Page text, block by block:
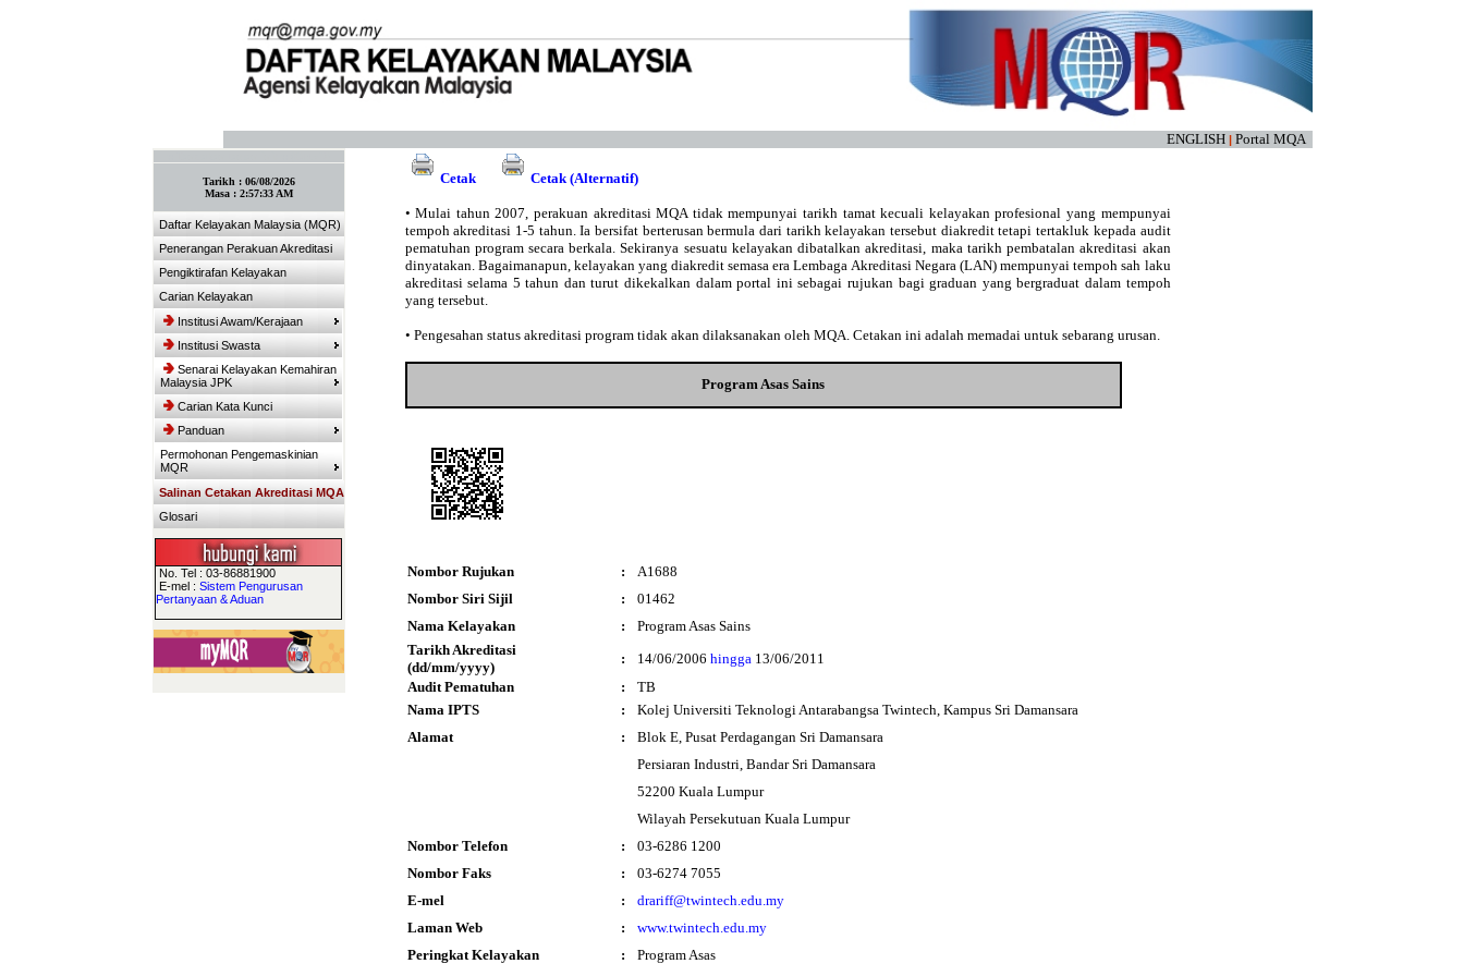
ENGLISH | Portal MQA
Tarikh : 06/08/2026
Masa : 2:57:33 AM
Daftar Kelayakan Malaysia (MQR)
Penerangan Perakuan Akreditasi
Pengiktirafan Kelayakan
Carian Kelayakan
Institusi Awam/Kerajaan
Institusi Swasta
Senarai Kelayakan Kemahiran
Malaysia JPK
Carian Kata Kunci
Panduan
Permohonan Pengemaskinian
MQR
Salinan Cetakan Akreditasi MQA
Glosari
No. Tel : 03-86881900
E-mel : Sistem Pengurusan
Pertanyaan & Aduan
Cetak Cetak (Alternatif)
• Mulai tahun 2007, perakuan akreditasi MQA tidak mempunyai tarikh tamat kecuali kelayakan profesional yang mempunyai
tempoh akreditasi 1-5 tahun. Ia bersifat berterusan bermula dari tarikh kelayakan tersebut diakredit tetapi tertakluk kepada audit
pematuhan program secara berkala. Sekiranya sesuatu kelayakan dibatalkan akreditasi, maka tarikh pembatalan akreditasi akan
dinyatakan. Bagaimanapun, kelayakan yang diakredit semasa era Lembaga Akreditasi Negara (LAN) mempunyai tempoh sah laku
akreditasi selama 5 tahun dan turut dikekalkan dalam portal ini sebagai rujukan bagi graduan yang bergraduat dalam tempoh
yang tersebut.
• Pengesahan status akreditasi program tidak akan dilaksanakan oleh MQA. Cetakan ini adalah memadai untuk sebarang urusan.
Program Asas Sains
Nombor Rujukan :
A1688
Nombor Siri Sijil
:
01462
Nama Kelayakan
:
Program Asas Sains
Tarikh Akreditasi
(dd/mm/yyyy)
: 14/06/2006 hingga13/06/2011
Audit Pematuhan
:
TB
Nama IPTS
:
Kolej Universiti Teknologi Antarabangsa Twintech, Kampus Sri Damansara
Alamat
:
Blok E, Pusat Perdagangan Sri Damansara
Persiaran Industri, Bandar Sri Damansara
52200 Kuala Lumpur
Wilayah Persekutuan Kuala Lumpur
Nombor Telefon
:
03-6286 1200
Nombor Faks
:
03-6274 7055
E-mel
:
drariff@twintech.edu.my
Laman Web
:
www.twintech.edu.my
Peringkat Kelayakan
:
Program Asas